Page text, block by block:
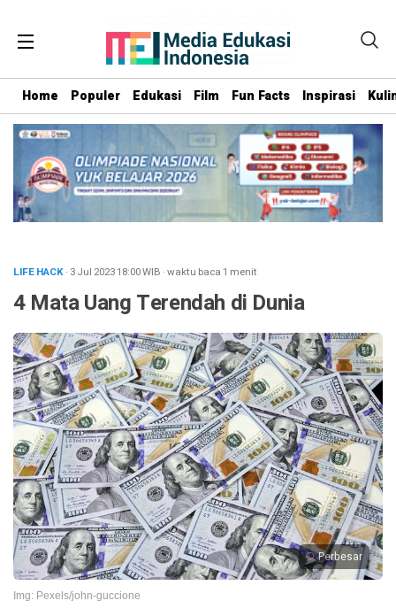
Home Populer Edukasi Film Fun Facts Inspirasi
LIFE HACK· 3 Jul 202318:00WIB ·waktu baca 1 menit
4 Mata Uang Terendah di Dunia
Perbesar
Img: Pexels/john-guccione